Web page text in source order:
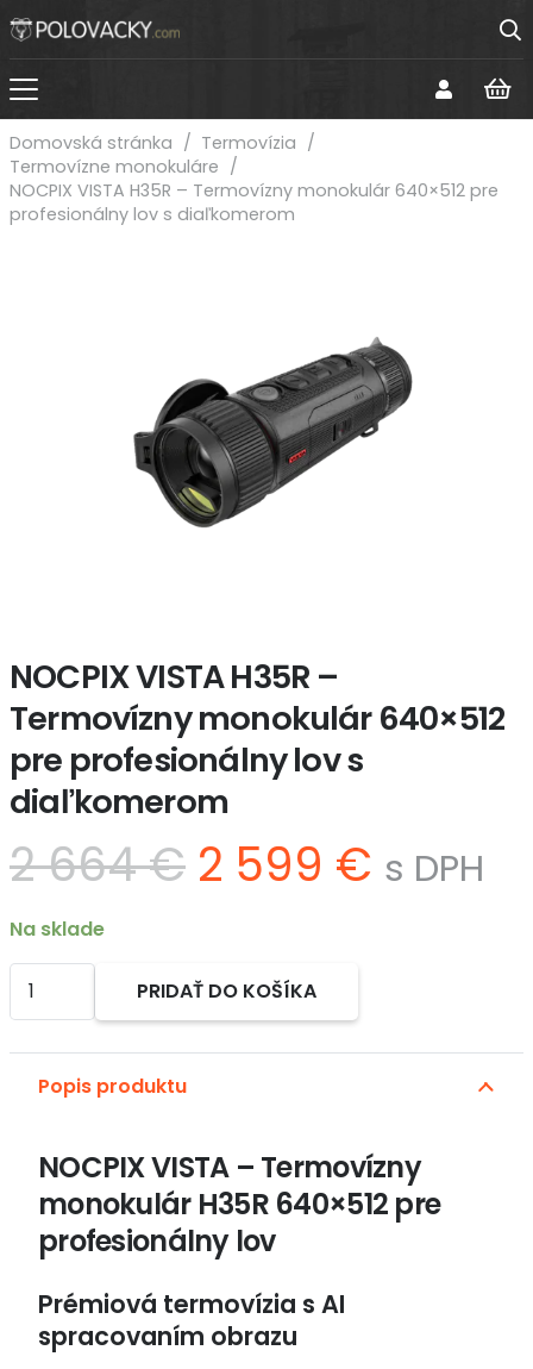
Domovská stránka / Termovízia /
Termovízne monokuláre /
NOCPIX VISTA H35R – Termovízny monokulár 640×512 pre
profesionálny lov s diaľkomerom
NOCPIX VISTA H35R –
Termovízny monokulár 640×512
pre profesionálny lov s
diaľkomerom
2 664€ Pôvodná
cena
664 €.
2 599 € cena
s DPH
Na sklade
množstvo
NOCPIX
H35R
640×512
pre
profesionálny
diaľkomerom
PRIDAŤ DO KOŠÍKA
Alternative:
Popis produktu
NOCPIX VISTA – Termovízny
monokulár H35R 640×512 pre
profesionálny lov
Prémiová termovízia s AI
spracovaním obrazu